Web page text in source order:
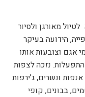
לטיול מאורגן ולסיור
הידועה בעיקר
אגם וצובעות אותו
נזכה לצפות
ונשרים, ג'ירפות
בבונים, קופי